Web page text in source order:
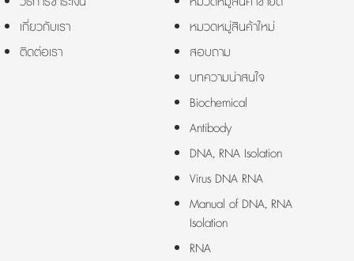
เกี่ยวกับเรา
ติดต่อเรา
หมวดหมู่สินค้าใหม่
สอบถาม
บทความน่าสนใจ
Biochemical
Antibody
DNA, RNA Isolation
Virus DNA RNA
Manual of DNA, RNA
Isolation
RNA